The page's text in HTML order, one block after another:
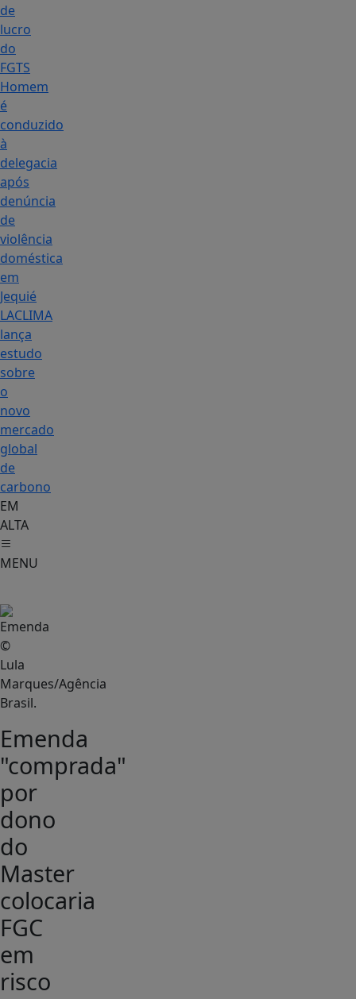
de
lucro
do
FGTS
Homem
é
conduzido
à
delegacia
após
denúncia
de
violência
doméstica
em
Jequié
LACLIMA
lança
estudo
sobre
o
novo
mercado
global
de
carbono
EM
ALTA
MENU
©
Lula
Marques/Agência
Brasil.
Emenda
"comprada"
por
dono
do
Master
colocaria
FGC
em
risco